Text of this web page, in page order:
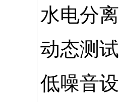
水电分
动态测
低噪音